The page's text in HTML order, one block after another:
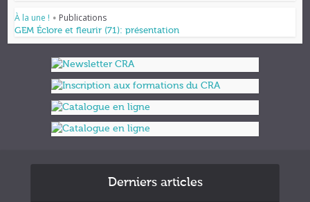
À la une ! • Publications
GEM Éclore et fleurir (71): présentation
Derniers articles